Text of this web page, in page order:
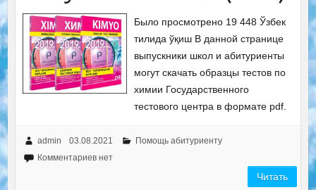
Было просмотрено 19 448 Ўзбек
тилида ўқиш В данной странице
выпускники школ и абитуриенты
могут скачать образцы тестов по
химии Государственного
тестового центра в формате pdf.
admin 03.08.2021
Помощь абитуриенту
Комментариев нет
Читать